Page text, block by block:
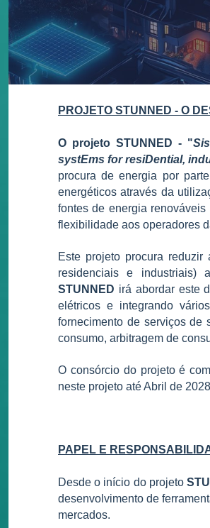
PROJETO STUNNED - O
O projeto STUNNED - "
systEms for resiDential,
procura de energia por
energéticos através da
fontes de energia
flexibilidade aos operadores
Este projeto procura
residenciais e industriais)
STUNNED irá abordar este
elétricos e integrando
fornecimento de serviços de
consumo, arbitragem de
O consórcio do projeto é
neste projeto até Abril de
PAPEL E
Desde o início do projeto
desenvolvimento de
mercados.